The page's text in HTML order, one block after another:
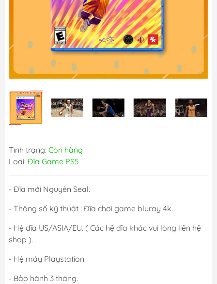
Tình trạng: Còn hàng
Loại: Đĩa Game PS5
- Đĩa mới Nguyên Seal.
- Thông số kỹ thuật : Đĩa chơi game bluray 4k.
- Hệ đĩa US/ASIA/EU. ( Các hệ đĩa khác vui lòng liên hệ
shop ).
- Hệ máy Playstation
- Bảo hành 3 tháng.